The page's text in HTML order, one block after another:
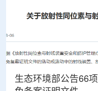
生态环境部公告66